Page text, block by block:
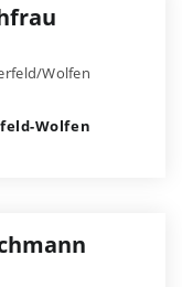
Wolfen
Wolfen